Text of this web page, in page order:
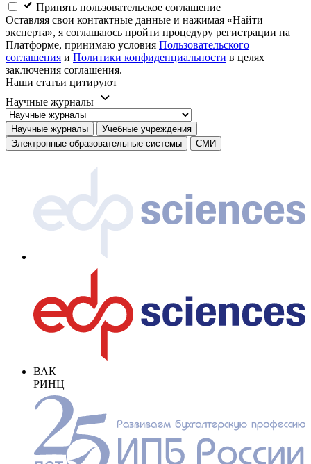
Принять пользовательское соглашение
Оставляя свои контактные данные и нажимая «Найти
эксперта», я соглашаюсь пройти процедуру регистрации на
Платформе, принимаю условия Пользовательского
соглашения и Политики конфиденциальности в целях
заключения соглашения.
Наши статьи цитируют
Научные журналы
Научные журналы
Учебные учреждения
Электронные образовательные системы
СМИ
ВАК
РИНЦ